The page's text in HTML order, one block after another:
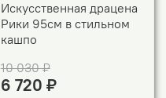
Искусственная драцена
Рики 95см в стильном
кашпо
10 030 ₽
6 720 ₽